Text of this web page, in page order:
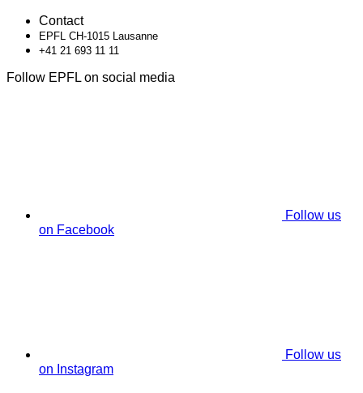
Contact
EPFL CH-1015 Lausanne
+41 21 693 11 11
Follow EPFL on social media
Follow us
on Facebook
Follow us
on Instagram